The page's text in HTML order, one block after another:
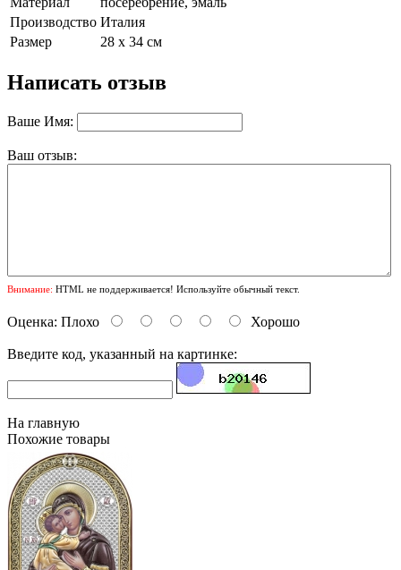
Производство Италия
Размер
28 х 34 см
Написать отзыв
Ваше Имя:
Ваш отзыв:
Внимание: HTML не поддерживается! Используйте обычный текст.
Оценка: Плохо Хорошо
Введите код, указанный на картинке:
На главную
Похожие товары